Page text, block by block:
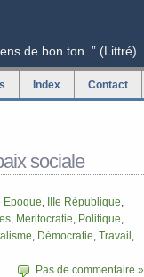
de bon ton. ” (Littré)
Index Contact
sociale
Epoque, IIIe République,
, Méritocratie, Politique,
, Démocratie, Travail ,
Pas de commentaire »